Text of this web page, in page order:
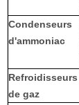
Condenseurs
d'ammoniac
Refroidisseurs
de gaz